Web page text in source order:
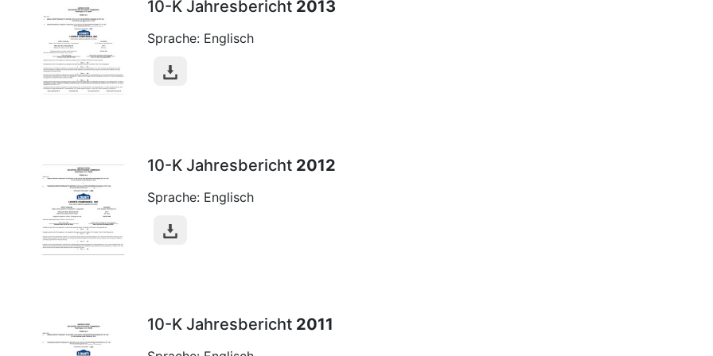
10-K Jahresbericht 2013
Sprache: Englisch
10-K Jahresbericht 2012
Sprache: Englisch
10-K Jahresbericht 2011